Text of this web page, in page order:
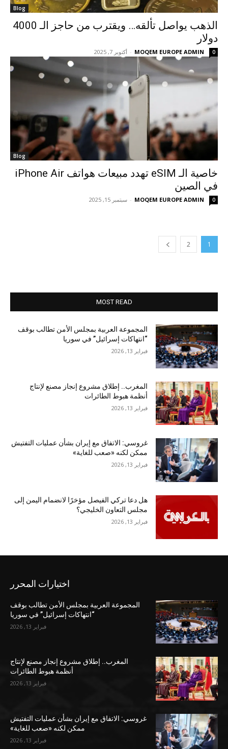
Blog
الذهب يواصل تألقه… ويقترب من حاجز الـ 4000
دولار
MOQEM EUROPE ADMIN
- أكتوبر 7, 2025 0
Blog
خاصية الـ eSIM تهدد مبيعات هواتف iPhone Air
في الصين
MOQEM EUROPE ADMIN
- سبتمبر 15, 2025 0
1
2
MOST READ
المجموعة العربية بمجلس الأمن تطالب بوقف
“انتهاكات إسرائيل” في سوريا
فبراير 13, 2026
المغرب.. إطلاق مشروع إنجاز مصنع لإنتاج
أنظمة هبوط الطائرات
فبراير 13, 2026
غروسي: الاتفاق مع إيران بشأن عمليات التفتيش
ممكن لكنه «صعب للغاية»
فبراير 13, 2026
هل دعا تركي الفيصل مؤخرًا لانضمام اليمن إلى
مجلس التعاون الخليجي؟
فبراير 13, 2026
اختيارات المحرر
المجموعة العربية بمجلس الأمن تطالب بوقف
“انتهاكات إسرائيل” في سوريا
فبراير 13, 2026
المغرب.. إطلاق مشروع إنجاز مصنع لإنتاج
أنظمة هبوط الطائرات
فبراير 13, 2026
غروسي: الاتفاق مع إيران بشأن عمليات التفتيش
ممكن لكنه «صعب للغاية»
فبراير 13, 2026